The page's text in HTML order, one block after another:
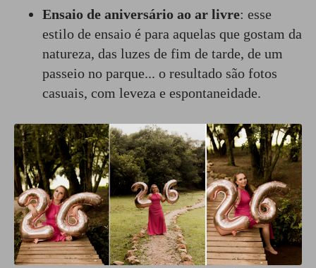
Ensaio de aniversário ao ar livre: esse
estilo de ensaio é para aquelas que gostam da
natureza, das luzes de fim de tarde, de um
passeio no parque... o resultado são fotos
casuais, com leveza e espontaneidade.